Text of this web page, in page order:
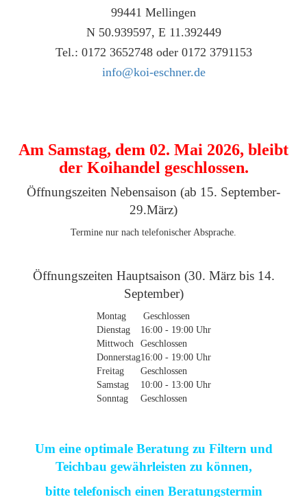
99441 Mellingen
N 50.939597, E 11.392449
Tel.: 0172 3652748 oder 0172 3791153
info@koi-eschner.de
Am Samstag, dem 02. Mai 2026, bleibt
der Koihandel geschlossen.
Öffnungszeiten Nebensaison (ab 15. September-
29.März)
Termine nur nach telefonischer Absprache.
Öffnungszeiten Hauptsaison (30. März bis 14.
September)
Montag
Geschlossen
Dienstag
16:00 - 19:00 Uhr
Mittwoch
Geschlossen
Donnerstag16:00 - 19:00 Uhr
Freitag
Geschlossen
Samstag
10:00 - 13:00 Uhr
Sonntag
Geschlossen
Um eine optimale Beratung zu Filtern und
Teichbau gewährleisten zu können,
bitte telefonisch einen Beratungstermin